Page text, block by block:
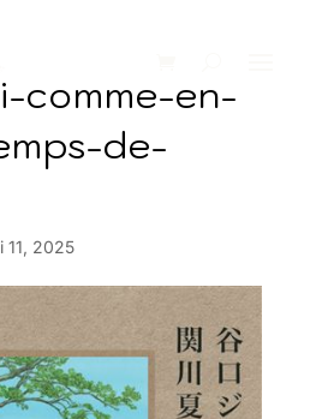
comme-en-
de-
11, 2025